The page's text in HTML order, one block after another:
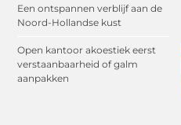
Een ontspannen verblijf aan de
Noord-Hollandse kust
Open kantoor akoestiek eerst
verstaanbaarheid of galm
aanpakken